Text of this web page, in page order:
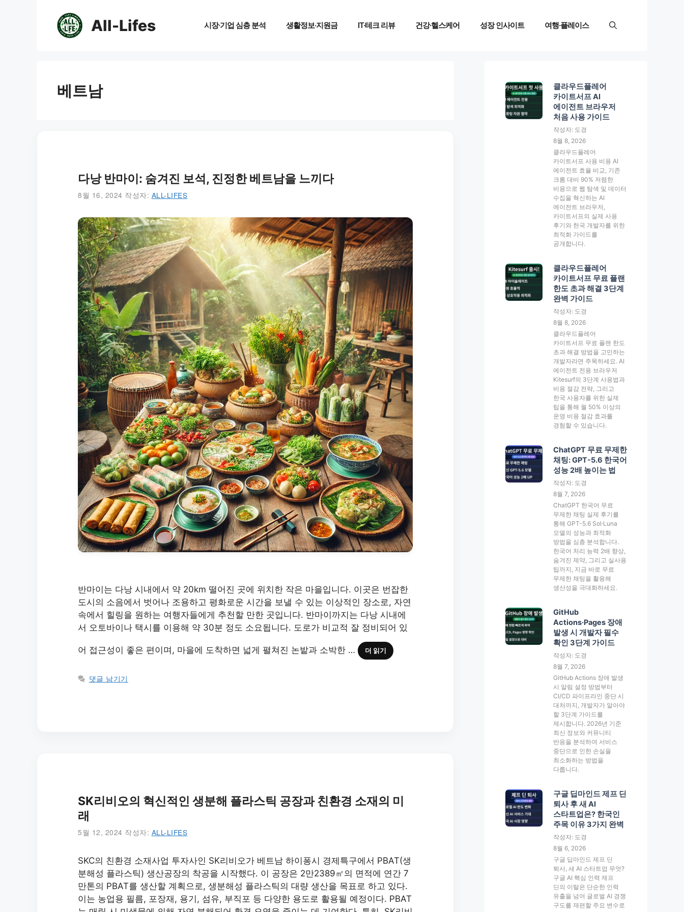
All-Lifes 시장·기업 심층 분석 생활정보·지원금 IT·테크 리뷰 건강·헬스케어 성장 인사이트 여행·플레이스
베트남
다낭 반마이: 숨겨진 보석, 진정한 베트남을 느끼다
8월 16, 2024 작성자: ALL-LIFES
반마이는 다낭 시내에서 약 20km 떨어진 곳에 위치한 작은 마을입니다. 이곳은 번잡한
도시의 소음에서 벗어나 조용하고 평화로운 시간을 보낼 수 있는 이상적인 장소로, 자연
속에서 힐링을 원하는 여행자들에게 추천할 만한 곳입니다. 반마이까지는 다낭 시내에
서 오토바이나 택시를 이용해 약 30분 정도 소요됩니다. 도로가 비교적 잘 정비되어 있
어 접근성이 좋은 편이며, 마을에 도착하면 넓게 펼쳐진 논밭과 소박한 … 더 읽기
댓글 남기기
SK리비오의 혁신적인 생분해 플라스틱 공장과 친환경 소재의 미
래
5월 12, 2024 작성자: ALL-LIFES
SKC의 친환경 소재사업 투자사인 SK리비오가 베트남 하이퐁시 경제특구에서 PBAT(생
분해성 플라스틱) 생산공장의 착공을 시작했다. 이 공장은 2만2389㎡의 면적에 연간 7
만톤의 PBAT를 생산할 계획으로, 생분해성 플라스틱의 대량 생산을 목표로 하고 있다.
이는 농업용 필름, 포장재, 용기, 섬유, 부직포 등 다양한 용도로 활용될 예정이다. PBAT
클라우드플레어
카이트서프 AI
에이전트 브라우저
처음 사용 가이드
작성자: 도경
8월 8, 2026
클라우드플레어
카이트서프 사용 비용 AI
에이전트 효율 비교, 기존
크롬 대비 90% 저렴한
비용으로 웹 탐색 및 데이터
수집을 혁신하는 AI
에이전트 브라우저,
카이트서프의 실제 사용
후기와 한국 개발자를 위한
최적화 가이드를
공개합니다.
클라우드플레어
카이트서프 무료 플랜
한도 초과 해결 3단계
완벽 가이드
작성자: 도경
8월 8, 2026
클라우드플레어
카이트서프 무료 플랜 한도
초과 해결 방법을 고민하는
개발자라면 주목하세요. AI
에이전트 전용 브라우저
Kitesurf의 3단계 사용법과
비용 절감 전략, 그리고
한국 사용자를 위한 실제
팁을 통해 월 50% 이상의
운영 비용 절감 효과를
경험할 수 있습니다.
ChatGPT 무료 무제한
채팅: GPT-5.6 한국어
성능 2배 높이는 법
작성자: 도경
8월 7, 2026
ChatGPT 한국어 무료
무제한 채팅 실제 후기를
통해 GPT-5.6 Sol·Luna
모델의 성능과 최적화
방법을 심층 분석합니다.
한국어 처리 능력 2배 향상,
숨겨진 제약, 그리고 실사용
팁까지, 지금 바로 무료
무제한 채팅을 활용해
생산성을 극대화하세요.
GitHub
Actions·Pages 장애
발생 시 개발자 필수
확인 3단계 가이드
작성자: 도경
8월 7, 2026
GitHub Actions 장애 발생
시 알림 설정 방법부터
CI/CD 파이프라인 중단 시
대처까지, 개발자가 알아야
할 3단계 가이드를
제시합니다. 2026년 기준
최신 정보와 커뮤니티
반응을 분석하여 서비스
중단으로 인한 손실을
최소화하는 방법을
다룹니다.
구글 딥마인드 제프 딘
퇴사 후 새 AI
스타트업은? 한국인
주목 이유 3가지 완벽
작성자: 도경
8월 6, 2026
구글 딥마인드 제프 딘
퇴사, 새 AI 스타트업 무엇?
구글 AI 핵심 인력 제프
딘의 이탈은 단순한 인력
유출을 넘어 글로벌 AI 경쟁
구도를 재편할 주요 변수로